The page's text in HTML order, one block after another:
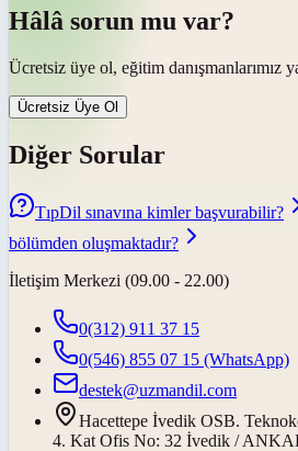
Hâlâ sorun mu var?
Ücretsiz üye ol, eğitim danışmanlarımız
Ücretsiz Üye Ol
Diğer Sorular
TıpDil sınavına kimler başvurabilir?
bölümden oluşmaktadır?
İletişim Merkezi (09.00 - 22.00)
0(312) 911 37 15
0(546) 855 07 15 (WhatsApp)
destek@uzmandil.com
Hacettepe İvedik OSB.
4. Kat Ofis No: 32 İvedik /